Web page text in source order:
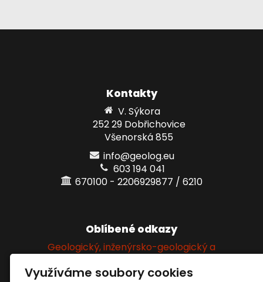
Kontakty
V. Sýkora
252 29 Dobřichovice
Všenorská 855
info@geolog.eu
603 194 041
670100 - 2206929877 / 6210
Oblíbené odkazy
Geologický, inženýrsko-geologický a
Využíváme soubory cookies